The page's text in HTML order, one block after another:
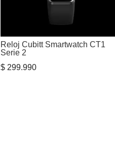
Reloj Cubitt Smartwatch CT1
Serie 2
$299.990